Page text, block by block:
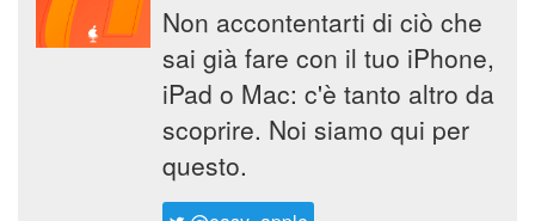
Non accontentarti di ciò che
sai già fare con il tuo iPhone,
iPad o Mac: c'è tanto altro da
scoprire. Noi siamo qui per
questo.